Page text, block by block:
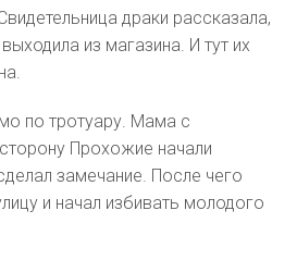
драки рассказала,
из магазина. И тут их
по тротуару. Мама с
Прохожие начали
замечание. После чего
и начал избивать молодого